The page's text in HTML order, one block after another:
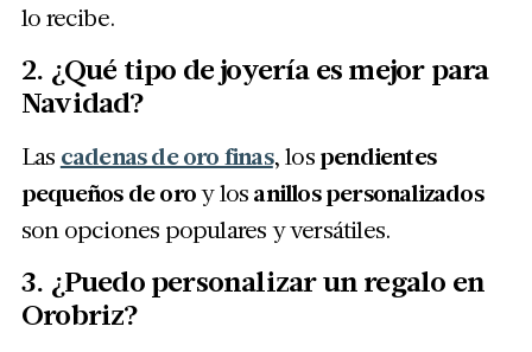
lo recibe.
2. ¿Qué tipo de joyería es mejor para
Navidad?
Las cadenas de oro finas, los pendientes
pequeños de oroy los anillos personalizados
son opciones populares y versátiles.
3. ¿Puedo personalizar un regalo en
Orobriz?